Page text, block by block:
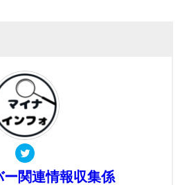
ー関連情報収集係